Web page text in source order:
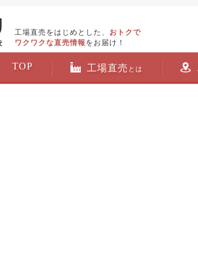
工場直売をはじめとした、 おトクで
ワクワクな直売情報 をお届け！
TOP 工場直売 とは